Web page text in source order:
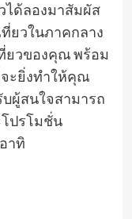
ได้ลองมาสัมผัส
ยวในภาคกลาง
ยวของคุณ พร้อม
ะยิ่งทำให้คุณ
ผู้สนใจสามารถ
ปรโมชั่น
าทิ